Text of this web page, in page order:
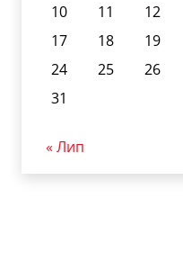
10
11 12
17
18 19
24
25 26
31
« Лип